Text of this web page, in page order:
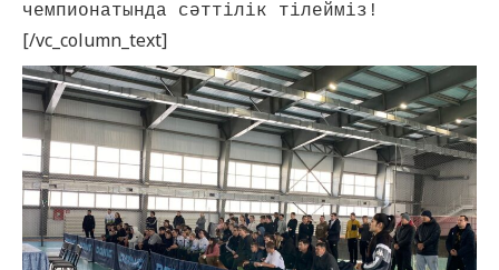
чемпионатында сәттілік тілейміз!
[/vc_column_text]